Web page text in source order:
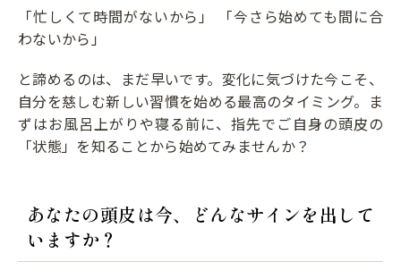
「忙しくて時間がないから」 「今さら始めても間に合
わないから」
と諦めるのは、まだ早いです。変化に気づけた今こそ、
自分を慈しむ新しい習慣を始める最高のタイミング。ま
ずはお風呂上がりや寝る前に、指先でご自身の頭皮の
「状態」を知ることから始めてみませんか？
あなたの頭皮は今、どんなサインを出して
いますか？